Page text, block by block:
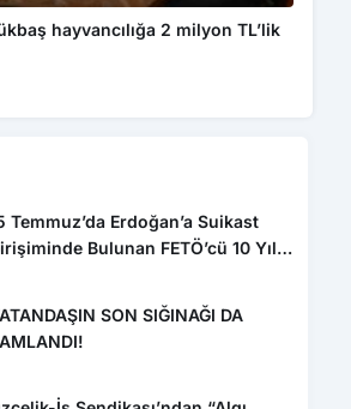
hayvancılığa 2 milyon TL’lik
Temmuz’da Erdoğan’a Suikast
Bulunan FETÖ’cü 10 Yıl
SON SIĞINAĞI DA